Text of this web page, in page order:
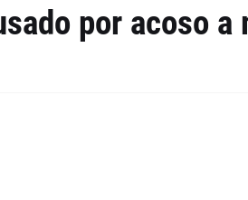
por acoso a